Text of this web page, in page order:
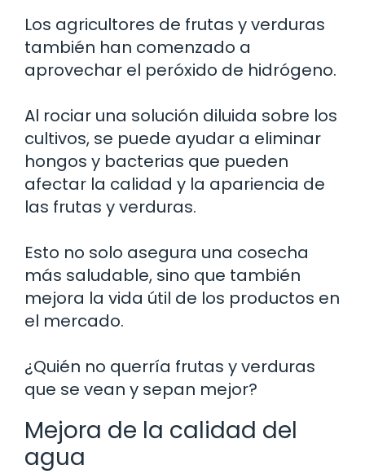
Los agricultores de frutas y verduras
también han comenzado a
aprovechar el peróxido de hidrógeno.
Al rociar una solución diluida sobre los
cultivos, se puede ayudar a eliminar
hongos y bacterias que pueden
afectar la calidad y la apariencia de
las frutas y verduras.
Esto no solo asegura una cosecha
más saludable, sino que también
mejora la vida útil de los productos en
el mercado.
¿Quién no querría frutas y verduras
que se vean y sepan mejor?
Mejora de la calidad del
agua